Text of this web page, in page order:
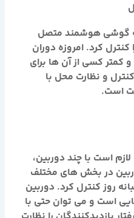
به گوشی هوشمند متصل
کرد. امروزه دوران
کمتر کسی از آن ها برای
و نظارت محل با
است.
است با چند دوربین،
در بخش های مختلف
24 ساعت شبانه روز کنترل کرد. دوربین
است و می توان حتی با